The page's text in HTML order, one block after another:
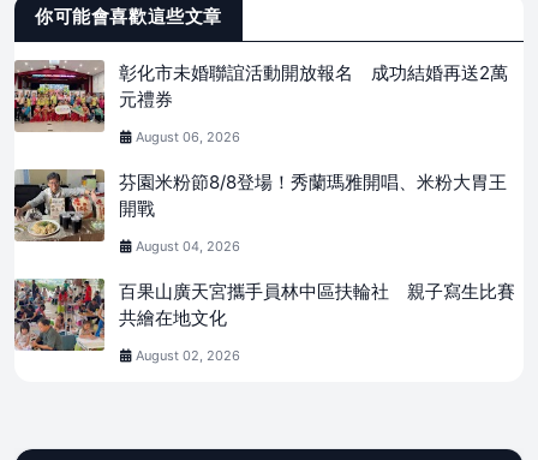
你可能會喜歡這些文章
彰化市未婚聯誼活動開放報名 成功結婚再送2萬
元禮券
August 06, 2026
芬園米粉節8/8登場！秀蘭瑪雅開唱、米粉大胃王
開戰
August 04, 2026
百果山廣天宮攜手員林中區扶輪社 親子寫生比賽
共繪在地文化
August 02, 2026